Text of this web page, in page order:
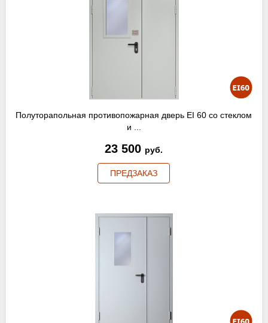
Полуторапольная противопожарная дверь EI 60 со стеклом
и ...
23 500 руб.
ПРЕДЗАКАЗ